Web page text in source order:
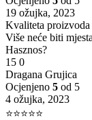
19 ožujka, 2023
Kvaliteta
Više neće biti
Hasznos?
15 0
Dragana Grujica
Ocjenjeno 5 od 5
4 ožujka, 2023
⭐⭐⭐⭐⭐